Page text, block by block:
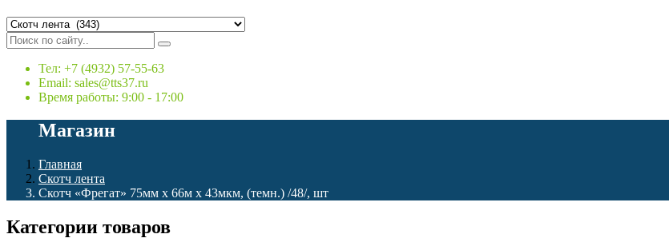
Тел: +7 (4932) 57-55-63
Email: sales@tts37.ru
Время работы: 9:00 - 17:00
Магазин
Главная
Скотч лента
Скотч «Фрегат» 75мм х 66м х 43мкм, (темн.) /48/, шт
Категории товаров